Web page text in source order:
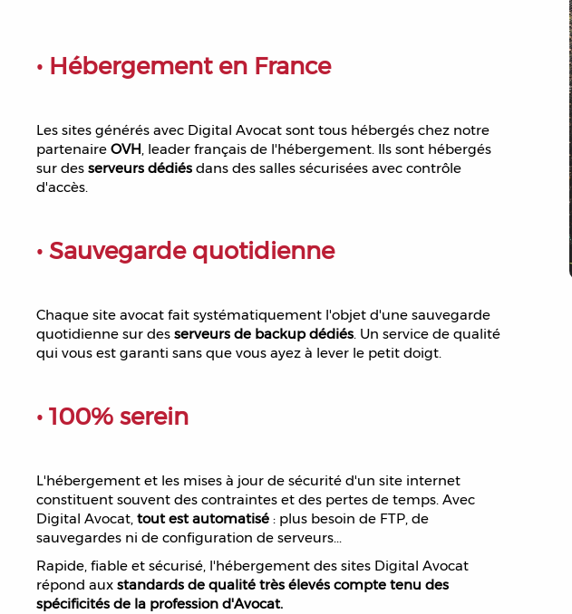
• Hébergement en France
Les sites générés avec Digital Avocat sont tous hébergés chez notre
partenaire OVH, leader français de l'hébergement. Ils sont hébergés
sur des serveurs dédiésdans des salles sécurisées avec contrôle
d'accès.
• Sauvegarde quotidienne
Chaque site avocat fait systématiquement l'objet d'une sauvegarde
quotidienne sur des serveurs de backup dédiés. Un service de qualité
qui vous est garanti sans que vous ayez à lever le petit doigt.
• 100% serein
L'hébergement et les mises à jour de sécurité d'un site internet
constituent souvent des contraintes et des pertes de temps. Avec
Digital Avocat, tout est automatisé: plus besoin de FTP, de
sauvegardes ni de configuration de serveurs...
Rapide, fiable et sécurisé, l'hébergement des sites Digital Avocat
répond aux standards de qualité très élevés compte tenu des
spécificités de la profession d'Avocat.